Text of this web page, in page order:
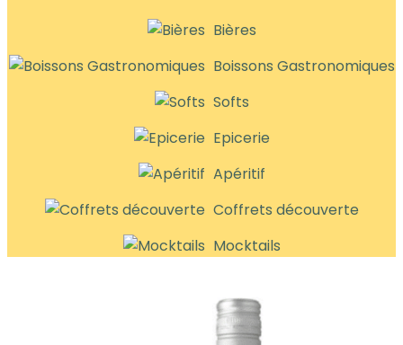
Bières
Boissons Gastronomiques
Softs
Epicerie
Apéritif
Coffrets découverte
Mocktails